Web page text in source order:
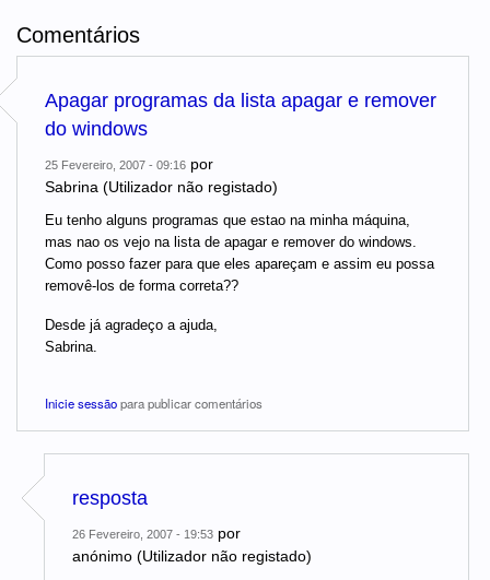
Comentários
Apagar programas da lista apagar e remover
do windows
25 Fevereiro, 2007 - 09:16 por
Sabrina (Utilizador não registado)
Eu tenho alguns programas que estao na minha máquina,
mas nao os vejo na lista de apagar e remover do windows.
Como posso fazer para que eles apareçam e assim eu possa
removê-los de forma correta??
Desde já agradeço a ajuda,
Sabrina.
Inicie sessãopara publicar comentários
resposta
26 Fevereiro, 2007 - 19:53 por
anónimo (Utilizador não registado)